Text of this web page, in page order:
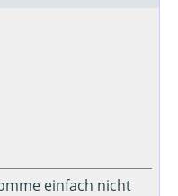
einfach nicht